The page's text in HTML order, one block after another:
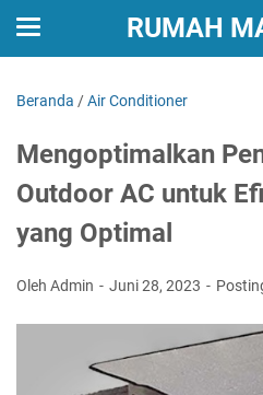
RUMAH
Beranda /Air Conditioner
Mengoptimalkan
Outdoor AC untuk
yang Optimal
Oleh Admin Juni 28, 2023